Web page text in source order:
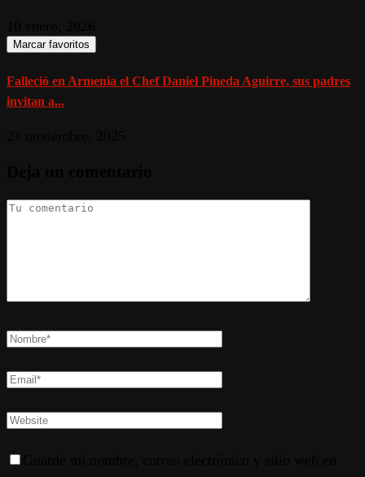
Marcar favoritos
Falleció en Armenia el Chef Daniel Pineda Aguirre, sus padres
invitan a...